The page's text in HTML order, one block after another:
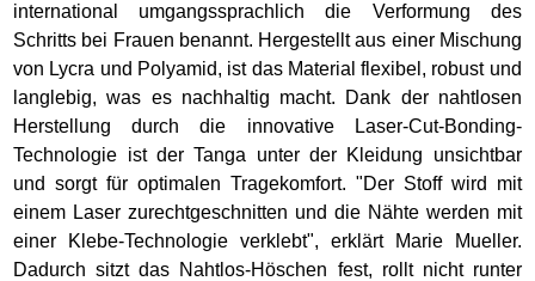
international umgangssprachlich die Verformung des
Schritts bei Frauen benannt. Hergestellt aus einer Mischung
von Lycra und Polyamid, ist das Material flexibel, robust und
langlebig, was es nachhaltig macht. Dank der nahtlosen
Herstellung durch die innovative Laser-Cut-Bonding-
Technologie ist der Tanga unter der Kleidung unsichtbar
und sorgt für optimalen Tragekomfort. "Der Stoff wird mit
einem Laser zurechtgeschnitten und die Nähte werden mit
einer Klebe-Technologie verklebt", erklärt Marie Mueller.
Dadurch sitzt das Nahtlos-Höschen fest, rollt nicht runter